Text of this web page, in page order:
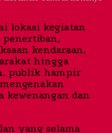
lokasi kegiatan
penertiban,
kendaraan,
hingga
publik hampir
kewenangan dan
yang selama